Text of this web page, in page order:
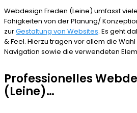
Webdesign Freden (Leine) umfasst
Fähigkeiten von der Planung/
zurGestaltung von Websites. Es geht
& Feel. Hierzu tragen vor allem die
Navigation sowie die verwendeten
Professionelles
(Leine)…